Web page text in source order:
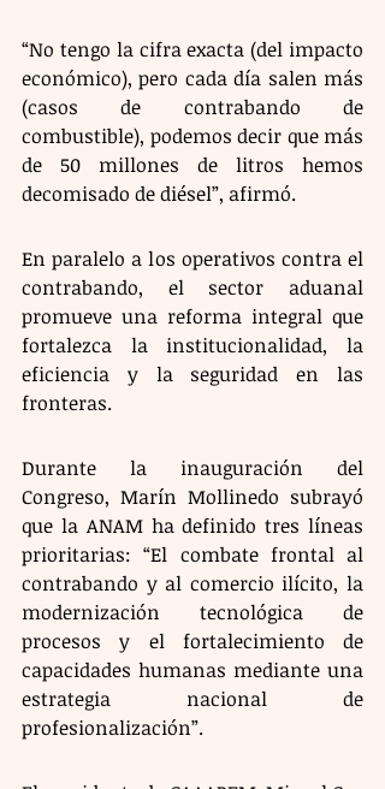
“No tengo la cifra exacta (del impacto
económico), pero cada día salen más
(casos de contrabando de
combustible), podemos decir que más
de 50 millones de litros hemos
decomisado de diésel”, afirmó.
En paralelo a los operativos contra el
contrabando, el sector aduanal
promueve una reforma integral que
fortalezca la institucionalidad, la
eficiencia y la seguridad en las
fronteras.
Durante la inauguración del
Congreso, Marín Mollinedo subrayó
que la ANAM ha definido tres líneas
prioritarias: “El combate frontal al
contrabando y al comercio ilícito, la
modernización tecnológica de
procesos y el fortalecimiento de
capacidades humanas mediante una
estrategia nacional de
profesionalización”.